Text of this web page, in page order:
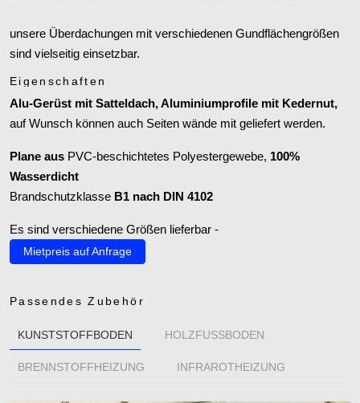
unsere Überdachungen mit verschiedenen Gundflächengrößen
sind vielseitig einsetzbar.
Eigenschaften
Alu-Gerüst mit Satteldach, Aluminiumprofile mit Kedernut,
auf Wunsch können auch Seiten wände mit geliefert werden.
Plane aus PVC-beschichtetes Polyestergewebe, 100%
Wasserdicht
Brandschutzklasse B1 nach DIN 4102
Es sind verschiedene Größen lieferbar -
Mietpreis auf Anfrage
Passendes Zubehör
KUNSTSTOFFBODEN HOLZFUSSBODEN
BRENNSTOFFHEIZUNG INFRAROTHEIZUNG